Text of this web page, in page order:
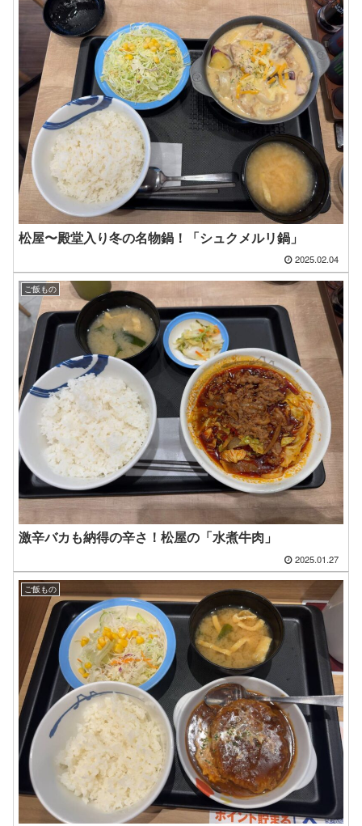
松屋〜殿堂入り冬の名物鍋！「シュクメルリ鍋」
2025.02.04
ご飯もの
激辛バカも納得の辛さ！松屋の「水煮牛肉」
2025.01.27
ご飯もの